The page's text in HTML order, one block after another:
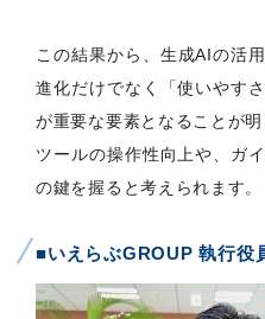
この結果から、生成AIの活
進化だけでなく「使いやす
が重要な要素となることが明
ツールの操作性向上や、ガ
の鍵を握ると考えられます。
■いえらぶGROUP 執行役